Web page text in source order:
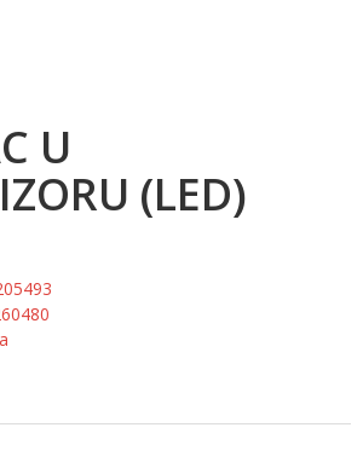
U
(LED)